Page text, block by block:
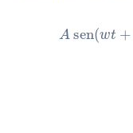
A sen(w t